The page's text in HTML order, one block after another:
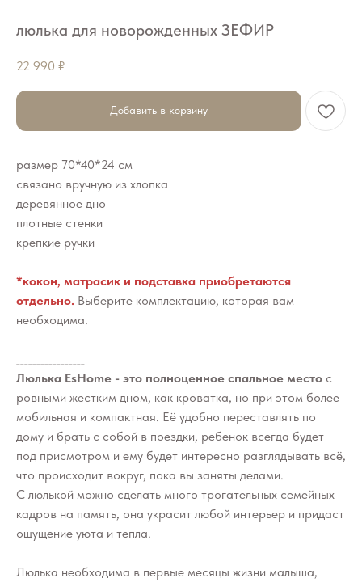
люлька для новорожденных ЗЕФИР
22 990 ₽
Добавить в корзину
размер 70*40*24 см
связано вручную из хлопка
деревянное дно
плотные стенки
крепкие ручки
*кокон, матрасик и подставка приобретаются
отдельно. Выберите комплектацию, которая вам
необходима.
Люлька EsHome - это полноценное спальное место с
ровными жестким дном, как кроватка, но при этом более
мобильная и компактная. Её удобно переставлять по
дому и брать с собой в поездки, ребенок всегда будет
под присмотром и ему будет интересно разглядывать всё,
что происходит вокруг, пока вы заняты делами.
С люлькой можно сделать много трогательных семейных
кадров на память, она украсит любой интерьер и придаст
ощущение уюта и тепла.
Люлька необходима в первые месяцы жизни малыша,